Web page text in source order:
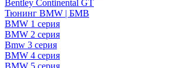
Bentley Continental GT
Тюнинг BMW | БМВ
BMW 1 серия
BMW 2 серия
Bmw 3 серия
BMW 4 серия
BMW 5 серия